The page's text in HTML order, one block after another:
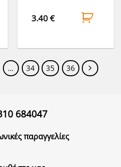
3.40€
… 34 35 36
684047
παραγγελίες